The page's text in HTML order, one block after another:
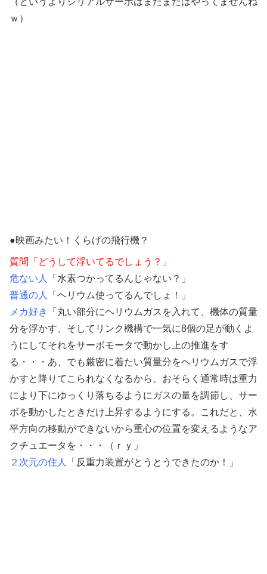
ｗ）
●映画みたい！くらげの飛行機？
質問「どうして浮いてるでしょう？」
危ない人
「水素つかってるんじゃない？」
普通の人
「ヘリウム使ってるんでしょ！」
メカ好き
「丸い部分にヘリウムガスを入れて、機体の質量
分を浮かす、そしてリンク機構で一気に8個の足が動くよ
うにしてそれをサーボモータで動かし上の推進をす
る・・・あ、でも厳密に着たい質量分をヘリウムガスで浮
かすと降りてこられなくなるから、おそらく通常時は重力
により下にゆっくり落ちるようにガスの量を調節し、サー
ボを動かしたときだけ上昇するようにする。これだと、水
平方向の移動ができないから重心の位置を変えるようなア
クチュエータを・・・（ｒｙ」
２次元の住人
「反重力装置がとうとうできたのか！」